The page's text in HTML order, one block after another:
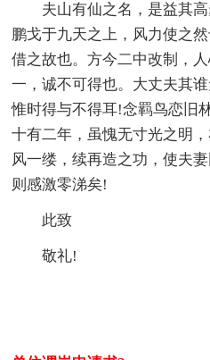
夫山有仙之名，是益其
鹏戈于九天之上，风力使之
借之故也。方今二中改制，
一，诚不可得也。大丈夫其
惟时得与不得耳!念羁鸟恋旧
十有二年，虽愧无寸光之明
风一缕，续再造之功，使夫
则感激零涕矣!
此致
敬礼!